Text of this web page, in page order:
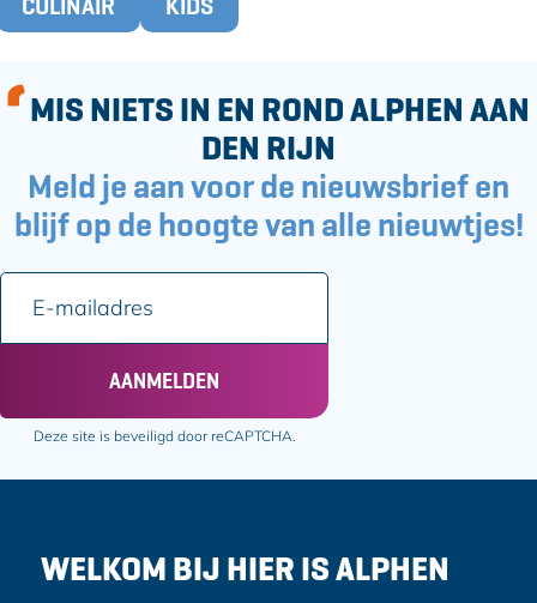
k
MIS NIETS IN EN ROND ALPHEN AAN
DEN RIJN
Meld je aan voor de nieuwsbrief en
blijf op de hoogte van alle nieuwtjes!
E
m
l
d
AANMELDEN
Deze site is beveiligd door reCAPTCHA.
WELKOM BIJ HIER IS ALPHEN